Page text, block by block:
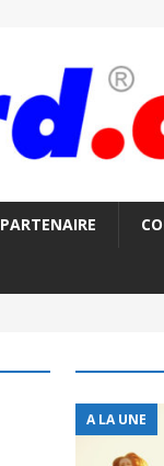
PARTENAIRE
A LA UNE